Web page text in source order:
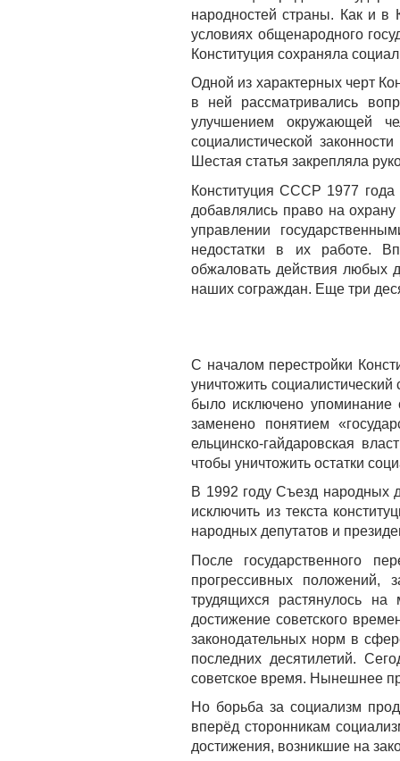
народностей страны. Как и в
усло­виях общенародного
Конституция сохраняла
Одной из характерных черт
в ней рассматривались
улучшением окружаю­щей
социалистической
Шестая статья закрепляла
Конституция CCCP 1977
добавлялись право на
управлении
недостатки в их работе.
обжаловать действия любых
наших сограждан. Еще три
С началом перестройки
уничтожить
было исключено
заменено понятием
ельцинско-гайдаровская
чтобы уничтожить остатки
В 1992 году Съезд народных
исключить из текста
народных депутатов и
После государственного
прогрессивных положений,
трудящихся растянулось
достижение советского
законодательных норм в
последних десятилетий.
советское время. Нынешнее
Но борьба за социализм
вперёд сторонникам
достижения, возникшие на